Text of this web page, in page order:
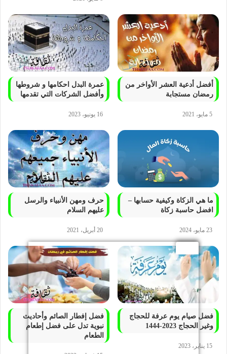
أفضل أدعية العشر الأواخر من
رمضان مستجابة
5 مايو، 2021
عمرة البدل احكامها و شروطها
وأفضل الشركات التي تقدمها
16 يونيو، 2023
ما هي الزكاة وكيفية حسابها –
افضل حاسبة زكاة
23 مايو، 2024
حرف ومهن الأنبياء والرسل
عليهم السلام
20 أبريل، 2021
فضل صيام يوم عرفة للحجاج
وغير الحجاج 2023-1444
15 يناير، 2023
فضل إفطار الصائم وأحاديث
نبوية تدل على فضل إطعام
الطعام